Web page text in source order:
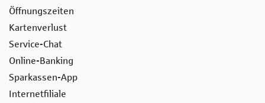
Öffnungszeiten
Kartenverlust
Service-Chat
Online-Banking
Sparkassen-App
Internetfiliale